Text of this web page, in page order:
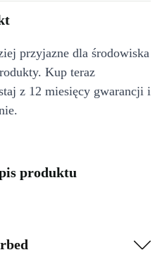
przyjazne dla środowiska
Kup teraz
z 12 miesięcy gwarancji i
produktu